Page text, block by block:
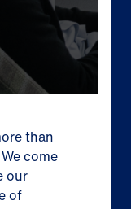
than
come
our
of